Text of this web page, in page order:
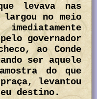
levava nas
no meio
governador
ao Conde
ser aquele
do que
levantou
destino.